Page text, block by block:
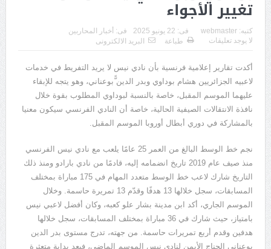
تغيير الأجواء
كتبه: webmaster فى: 22 يونيو 2025 فى: أخبار المحاربين
لا يوجد تعليقات
طباعة البريد الالكترونى
أكدت تقارير إعلامية فرنسية بأن نادي نيس لا يريد التفريط في خدمات
لاعبيه الجزائريين هشام بوداوي وبدر الدين ًّبوعناني، وهو يتجه للإبقاء
عليهما الموسم المقبل، خاصة بالنسبة لبوداوي المطلوب بقوة خلال
نافذة الانتقالات الصيفية الحالية، خاصة أن النادي الفرنسي سيكون معنيا
بالمشاركة في دوري أبطال أوروبا الموسم المقبل.
نجم خط الوسط البالغ من العمر 25 عامًا يلعب مع نادي نيس الفرنسي
منذ صيف عام 2019 تاريخ انضمامه إليه، قادمًا من نادي بارادو ومنذ ذلك
التاريخ شارك لاعب خط الوسط متعدد المهام في 175 مباراة بمختلف
المسابقات، سجل خلالها 13 هدفًا وقدّم 13 تمريرة حاسمة. وخلال
الموسم الجاري، أكد ابن مدينة بشار علو كعبه، وكان أفضل لاعبي نيس
بامتياز، حيث شارك في 36 مباراة بمختلف المسابقات، سجل خلالها
هدفين وقدم أربع تمريرات حاسمة. من جهته، تدرج مستوى بدر الدين
بوعناني الجناج الأيمن لنادي نيس الموسم الماضي، فبعد بداية متعثرة